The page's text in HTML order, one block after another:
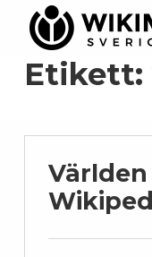
Etikett: